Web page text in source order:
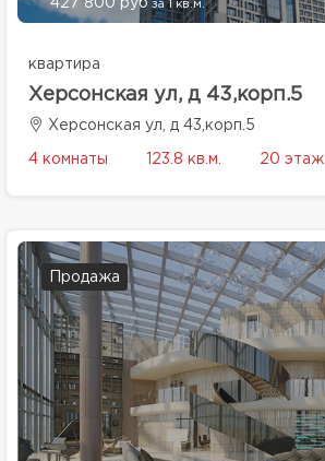
427 800 руб за 1 кв.м.
квартира
Херсонская ул, д 43,корп.5
Херсонская ул, д 43,корп.5
4 комнаты 123.8 кв.м. 20 этаж
Продажа